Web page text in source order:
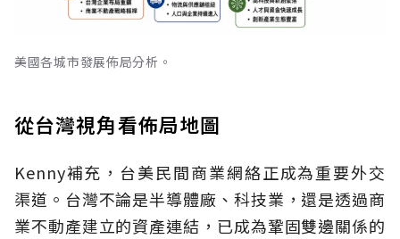
美國各城市發展佈局分析。
從台灣視角看佈局地圖
Kenny補充，台美民間商業網絡正成為重要外交
渠道。台灣不論是半導體廠、科技業，還是透過商
業不動產建立的資產連結，已成為鞏固雙邊關係的